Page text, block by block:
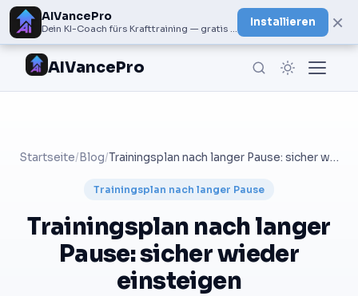
AIVancePro
Dein KI-Coach fürs Krafttraining — gratis bei Google Play
Installieren ×
AIVancePro
Startseite/ Blog/ Trainingsplan nach langer Pause: sicher wieder einsteigen
Trainingsplan nach langer Pause
Trainingsplan nach langer
Pause: sicher wieder
einsteigen